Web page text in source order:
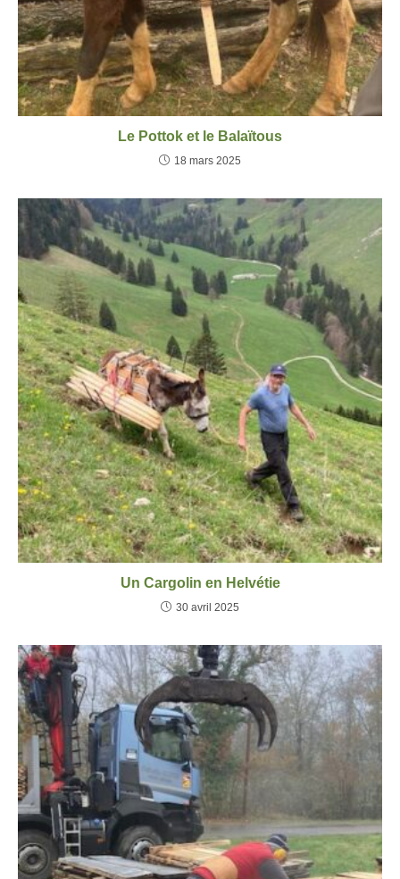
Le Pottok et le Balaïtous
18 mars 2025
Un Cargolin en Helvétie
30 avril 2025